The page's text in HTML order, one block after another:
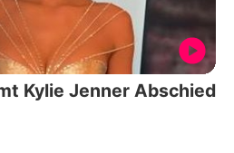
Kylie Jenner Abschied